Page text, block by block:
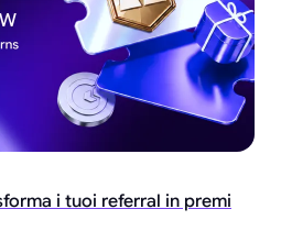
i tuoi referral in premi